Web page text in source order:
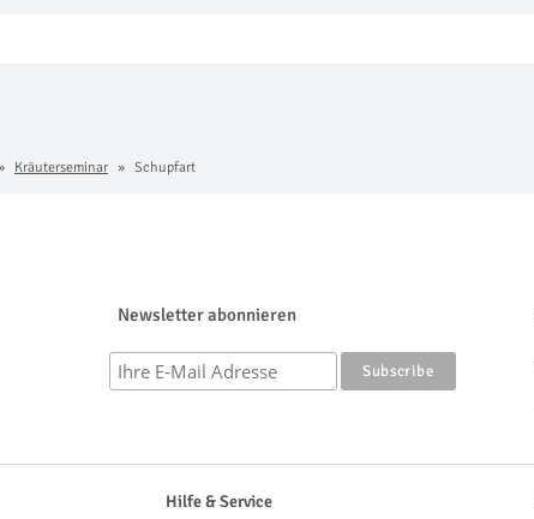
Kräuterseminar Schupfart
Newsletter abonnieren
Hilfe & Service